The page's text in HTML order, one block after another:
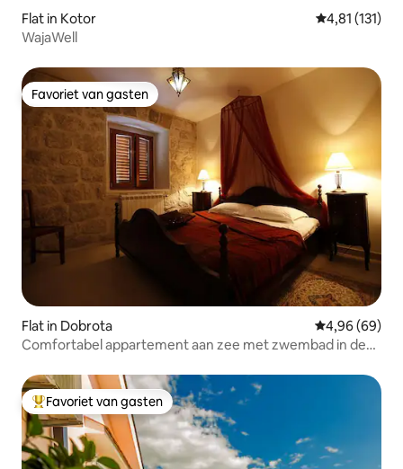
Flat in Kotor Gemiddelde
4,81 (131)
WajaWell
Favoriet van gasten
Favoriet van gasten
Flat in Dobrota Gemiddelde
4,96 (69)
Comfortabel appartement aan zee met zwembad in de
Topfavoriet van gasten
Favoriet van gasten